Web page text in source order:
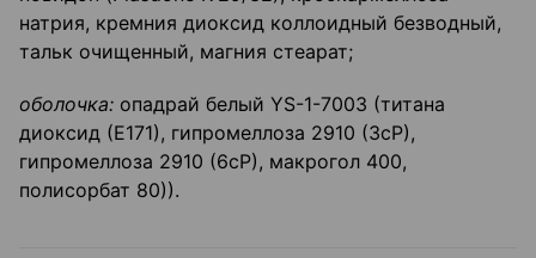
натрия, кремния диоксид коллоидный безводный,
тальк очищенный, магния стеарат;
оболочка: опадрай белый YS-1-7003 (титана
диоксид (Е171), гипромеллоза 2910 (ЗсР),
гипромеллоза 2910 (6сР), макрогол 400,
полисорбат 80)).